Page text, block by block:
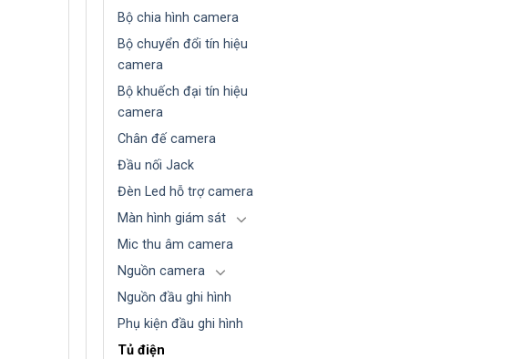
Bộ chia hình camera
Bộ chuyển đổi tín hiệu
camera
Bộ khuếch đại tín hiệu
camera
Chân đế camera
Đầu nối Jack
Đèn Led hỗ trợ camera
Màn hình giám sát
Mic thu âm camera
Nguồn camera
Nguồn đầu ghi hình
Phụ kiện đầu ghi hình
Tủ điện